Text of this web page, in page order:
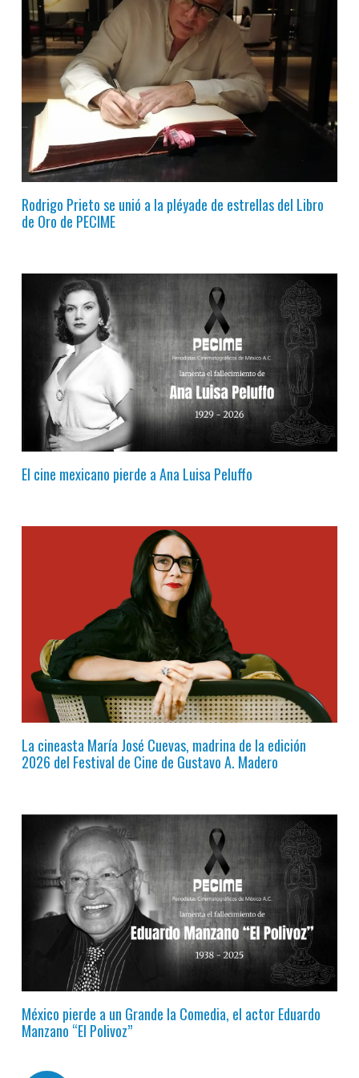
Rodrigo Prieto se unió a la pléyade de estrellas del Libro
de Oro de PECIME
El cine mexicano pierde a Ana Luisa Peluffo
La cineasta María José Cuevas, madrina de la edición
2026 del Festival de Cine de Gustavo A. Madero
México pierde a un Grande la Comedia, el actor Eduardo
Manzano “El Polivoz”